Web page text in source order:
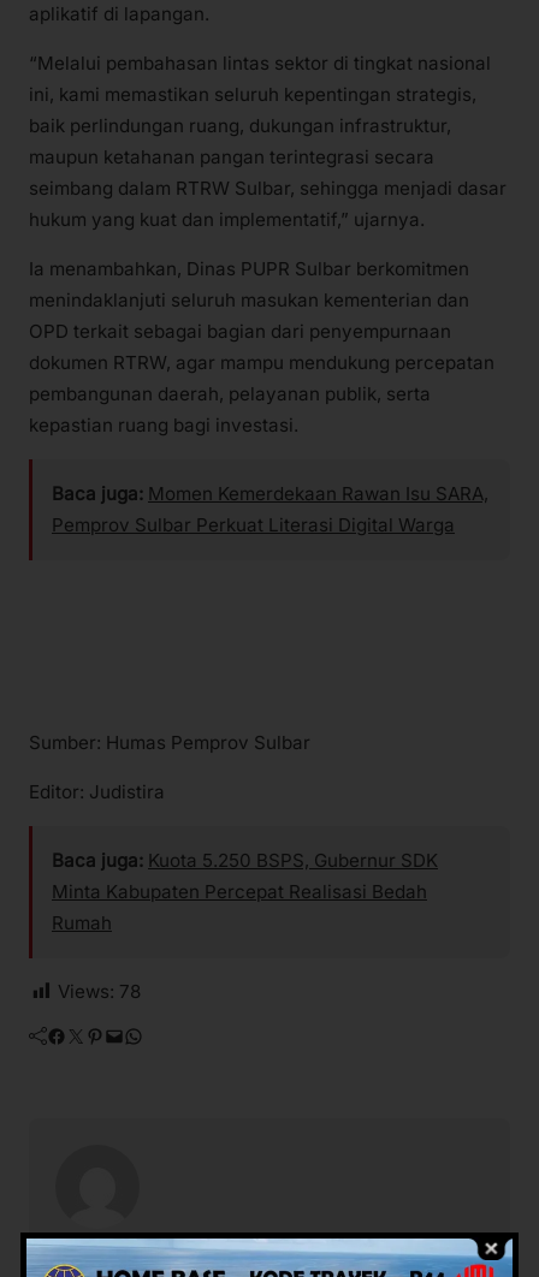
aplikatif di lapangan.
“Melalui pembahasan lintas sektor di tingkat nasional
ini, kami memastikan seluruh kepentingan strategis,
baik perlindungan ruang, dukungan infrastruktur,
maupun ketahanan pangan terintegrasi secara
seimbang dalam RTRW Sulbar, sehingga menjadi dasar
hukum yang kuat dan implementatif,” ujarnya.
Ia menambahkan, Dinas PUPR Sulbar berkomitmen
menindaklanjuti seluruh masukan kementerian dan
OPD terkait sebagai bagian dari penyempurnaan
dokumen RTRW, agar mampu mendukung percepatan
pembangunan daerah, pelayanan publik, serta
kepastian ruang bagi investasi.
Baca juga: Momen Kemerdekaan Rawan Isu SARA,
Pemprov Sulbar Perkuat Literasi Digital Warga
Sumber: Humas Pemprov Sulbar
Editor: Judistira
Baca juga: Kuota 5.250 BSPS, Gubernur SDK
Minta Kabupaten Percepat Realisasi Bedah
Rumah
Views: 78
Facebook Twitter Pinterest Mail WhatsApp